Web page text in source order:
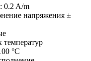
0.2 A/m
напряжения ±
температур
°C